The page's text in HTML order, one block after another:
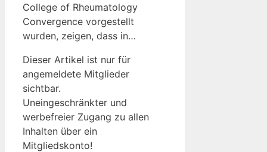
College of Rheumatology
Convergence vorgestellt
wurden, zeigen, dass in…
Dieser Artikel ist nur für
angemeldete Mitglieder
sichtbar.
Uneingeschränkter und
werbefreier Zugang zu allen
Inhalten über ein
Mitgliedskonto!